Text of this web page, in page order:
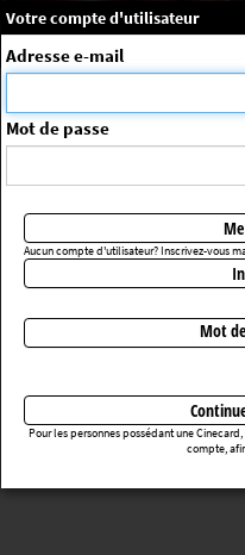
Message système
La séance choisie n'a
Votre compte d'utilisateur
Adresse e-mail
Mot de passe
Aucun compte d'utilisateur? Inscrivez-vous
Mot
Pour les personnes possédant une
compte,